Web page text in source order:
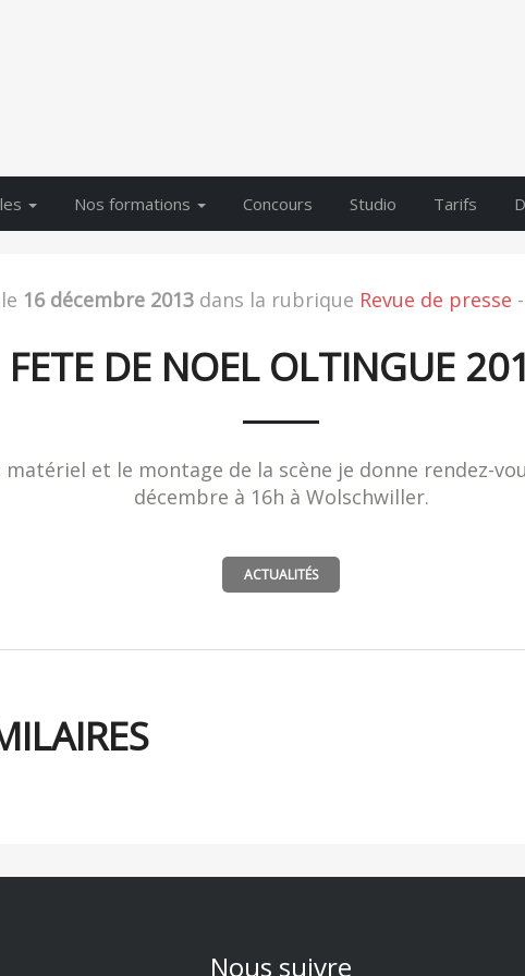
Nos formations Concours Studio Tarifs
16 décembre 2013dans la rubrique Revue de presse
FETE DE NOEL OLTINGUE
et le montage de la scène je donne rendez-
décembre à 16h à Wolschwiller.
ACTUALITÉS
Nous suivre